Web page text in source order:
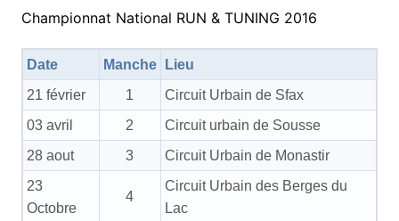
Championnat National RUN & TUNING 2016
Date Manche
Lieu
21 février
1
Circuit Urbain de Sfax
03 avril
2
Circuit urbain de Sousse
28 aout
3
Circuit Urbain de Monastir
23
Octobre
4
Circuit Urbain des Berges du
Lac